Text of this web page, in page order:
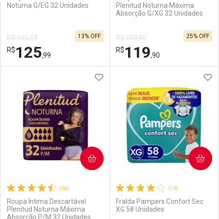
Comprar sem Desconto
Por R$ 123,71/cada
Comprar sem Desconto
Por R$ 123,71/cada
Ativar Desconto
Comprar sem Desconto
Por R$ 125,99/cada
Comprar sem Desconto
Por R$ 125,99/cada
Noturna G/EG 32 Unidades
R$ 145,59
R$125,99
13% OFF
Laboratório
Por Menos
Plenitud Noturna Máxima
Absorção G/XG 32 Unidades
R$ 159,90
R$119,90
25% OFF
Laboratório
Por Menos
(36)
Roupa Íntima Descartável
Plenitud Noturna Máxima
Absorção P/M 32 Unidades
ADICIONAR AOS FAVORITOS
COMPRAR
(19)
Fralda Pampers Confort Sec
XG 58 Unidades
COMPRAR